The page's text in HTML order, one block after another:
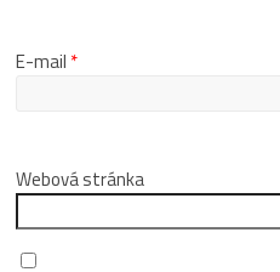
E-mail *
Webová stránka